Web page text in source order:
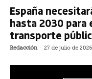
España
hasta 2030 para
transporte
Redacción - 27 de julio de 2026